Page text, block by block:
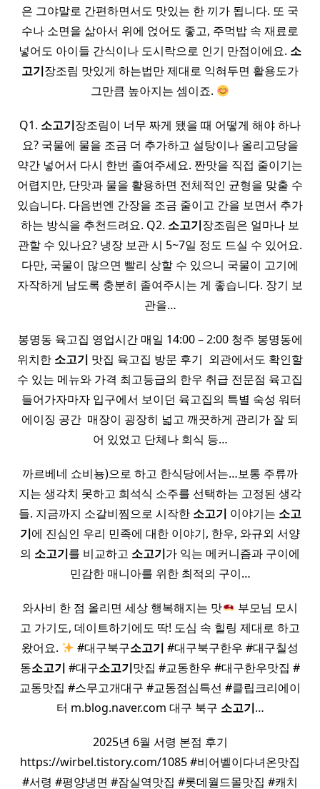
은 그야말로 간편하면서도 맛있는 한 끼가 됩니다. 또 국
수나 소면을 삶아서 위에 얹어도 좋고, 주먹밥 속 재료로
넣어도 아이들 간식이나 도시락으로 인기 만점이에요. 소
고기장조림 맛있게 하는법만 제대로 익혀두면 활용도가
그만큼 높아지는 셈이죠.
Q1. 소고기장조림이 너무 짜게 됐을 때 어떻게 해야 하나
요? 국물에 물을 조금 더 추가하고 설탕이나 올리고당을
약간 넣어서 다시 한번 졸여주세요. 짠맛을 직접 줄이기는
어렵지만, 단맛과 물을 활용하면 전체적인 균형을 맞출 수
있습니다. 다음번엔 간장을 조금 줄이고 간을 보면서 추가
하는 방식을 추천드려요. Q2. 소고기장조림은 얼마나 보
관할 수 있나요? 냉장 보관 시 5~7일 정도 드실 수 있어요.
다만, 국물이 많으면 빨리 상할 수 있으니 국물이 고기에
자작하게 남도록 충분히 졸여주시는 게 좋습니다. 장기 보
관을…
봉명동 육고집 영업시간 매일 14:00 – 2:00 청주 봉명동에
위치한 소고기 맛집 육고집 방문 후기 ​ 외관에서도 확인할
수 있는 메뉴와 가격 최고등급의 한우 취급 전문점 육고집
​ 들어가자마자 입구에서 보이던 육고집의 특별 숙성 워터
에이징 공간 ​ 매장이 굉장히 넓고 깨끗하게 관리가 잘 되
어 있었고 단체나 회식 등…
까르베네 쇼비뇽)으로 하고 한식당에서는…보통 주류까
지는 생각치 못하고 희석식 소주를 선택하는 고정된 생각
들. 지금까지 소갈비찜으로 시작한 소고기 이야기는 소고
기에 진심인 우리 민족에 대한 이야기, 한우, 와규외 서양
의 소고기를 비교하고 소고기가 익는 메커니즘과 구이에
민감한 매니아를 위한 최적의 구이…
와사비 한 점 올리면 세상 행복해지는 맛
부모님 모시
고 가기도, 데이트하기에도 딱! 도심 속 힐링 제대로 하고
왔어요.
#대구북구소고기 #대구북구한우 #대구칠성
동소고기 #대구소고기맛집 #교동한우 #대구한우맛집 #
교동맛집 #스무고개대구 #교동점심특선 #클립크리에이
터 m.blog.naver.com 대구 북구 소고기…
2025년 6월 서령 본점 후기
https://wirbel.tistory.com/1085 #비어벨이다녀온맛집
#서령 #평양냉면 #잠실역맛집 #롯데월드몰맛집 #캐치